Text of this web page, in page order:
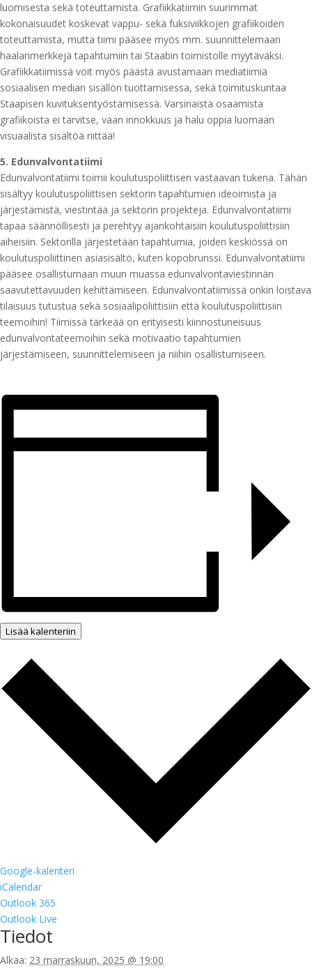
luomisesta sekä toteuttamista. Grafiikkatiimin suurimmat
kokonaisuudet koskevat vappu- sekä fuksiviikkojen grafiikoiden
toteuttamista, mutta tiimi pääsee myös mm. suunnittelemaan
haalarimerkkejä tapahtumiin tai Staabin toimistolle myytäväksi.
Grafiikkatiimissä voit myös päästä avustamaan mediatiimiä
sosiaalisen median sisällön tuottamisessa, sekä toimituskuntaa
Staapisen kuvituksentyöstämisessä. Varsinaista osaamista
grafiikoista ei tarvitse, vaan innokkuus ja halu oppia luomaan
visuaalista sisältöä riittää!
5. Edunvalvontatiimi
Edunvalvontatiimi toimii koulutuspoliittisen vastaavan tukena. Tähän
sisältyy koulutuspoliittisen sektorin tapahtumien ideoimista ja
järjestämistä, viestintää ja sektorin projekteja. Edunvalvontatiimi
tapaa säännöllisesti ja perehtyy ajankohtaisiin koulutuspoliittisiin
aiheisiin. Sektorilla järjestetään tapahtumia, joiden keskiössä on
koulutuspoliittinen asiasisältö, kuten kopobrunssi. Edunvalvontatiimi
pääsee osallistumaan muun muassa edunvalvontaviestinnän
saavutettavuuden kehittämiseen. Edunvalvontatiimissä onkin loistava
tilaisuus tutustua sekä sosiaalipoliittisiin että koulutuspoliittisiin
teemoihin! Tiimissä tärkeää on erityisesti kiinnostuneisuus
edunvalvontateemoihin sekä motivaatio tapahtumien
järjestämiseen, suunnittelemiseen ja niihin osallistumiseen.
Lisää kalenteriin
Google-kalenteri
iCalendar
Outlook 365
Outlook Live
Tiedot
Alkaa: 23 marraskuun, 2025 @ 19:00